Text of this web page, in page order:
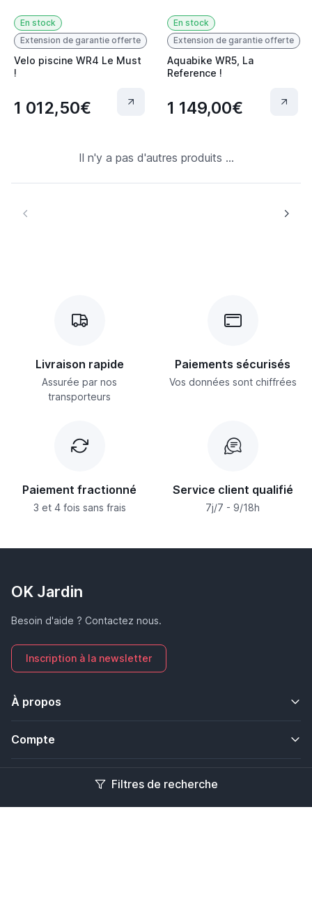
En stock
Extension de garantie offerte
Velo piscine WR4 Le Must
!
1 012,50€
En stock
Extension de garantie offerte
Aquabike WR5, La
Reference !
1 149,00€
Il n'y a pas d'autres produits ...
Filtres de recherche
Livraison rapide
Assurée par nos
transporteurs
Paiements sécurisés
Vos données sont chiffrées
Paiement fractionné
3 et 4 fois sans frais
Service client qualifié
7j/7 - 9/18h
OK Jardin
Besoin d'aide ? Contactez nous.
Inscription à la newsletter
À propos
Compte